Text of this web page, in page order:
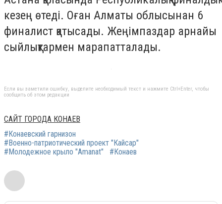
кезең өтеді. Оған Алматы облысынан 6
финалист қатысады. Жеңімпаздар арнайы
сыйлықтармен марапатталады.
Если вы заметили ошибку, выделите необходимый текст и нажмите Ctrl+Enter, чтобы
сообщить об этом редакции
САЙТ ГОРОДА КОНАЕВ
#Конаевский гарнизон
#Военно-патриотический проект "Кайсар"
#Молодежное крыло "Amanat"
#Конаев